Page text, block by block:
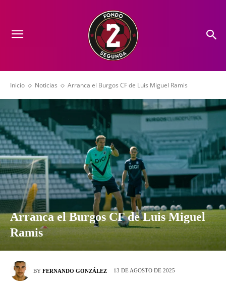
Inicio Noticias Arranca el Burgos CF de Luis Miguel Ramis
Arranca el Burgos CF de Luis Miguel
Ramis
BY FERNANDO GONZÁLEZ 13 DE AGOSTO DE 2025